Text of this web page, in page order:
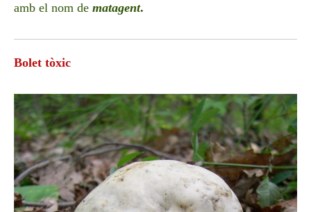
amb el nom de matagent.
Bolet tòxic